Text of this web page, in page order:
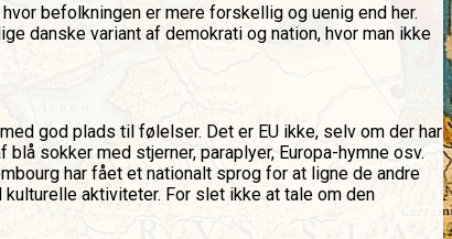
befolkningen er mere forskellig og uenig end her.
danske variant af demokrati og nation, hvor man ikke
god plads til følelser. Det er EU ikke, selv om der har
sokker med stjerner, paraplyer, Europa-hymne osv.
har fået et nationalt sprog for at ligne de andre
aktiviteter. For slet ikke at tale om den